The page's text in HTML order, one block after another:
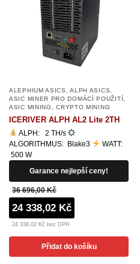
ALEPHIUM ASICS ,ALPH ASICS
ASIC MINER PRO DOMÁCÍ POUŽITÍ
ASIC MINING
,CRYPTO MINING
ICERIVER ALPH AL2 Lite 2TH
ALPH: 2 TH/s
ALGORITHMUS: Blake3
WATT:
500 W
Garance nejlepší ceny!
36 696,00 Kč
24 338,02 Kč
24 338,02 Kč bez DPH
Přidat do košíku